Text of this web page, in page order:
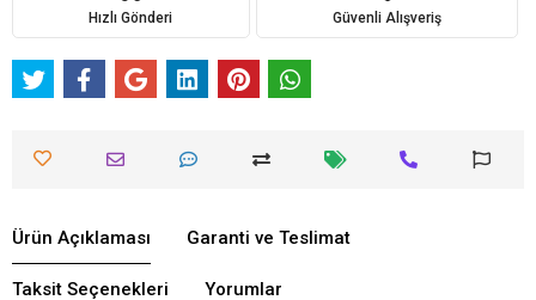
Hızlı Gönderi Güvenli Alışveriş
Ürün Açıklaması Garanti ve Teslimat
Taksit Seçenekleri Yorumlar